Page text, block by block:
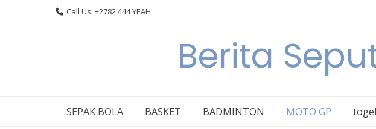
Call Us: +2782 444 YEAH
Berita
SEPAK BOLA BASKET BADMINTON MOTO GP